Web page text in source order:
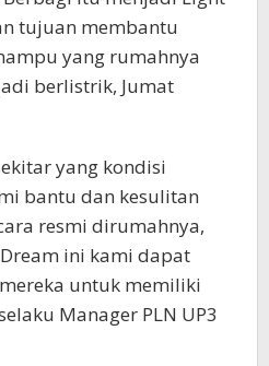
tujuan membantu
yang rumahnya
berlistrik, Jumat
yang kondisi
bantu dan kesulitan
resmi dirumahnya,
ini kami dapat
untuk memiliki
Manager PLN UP3